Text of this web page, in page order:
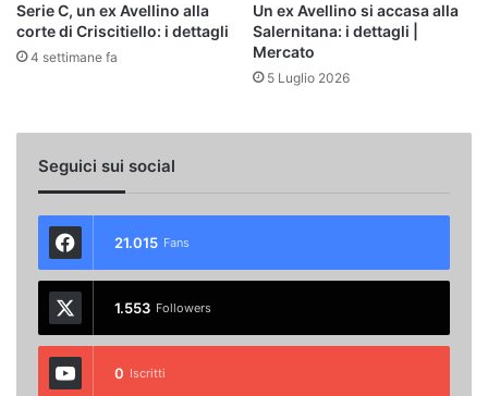
Serie C, un ex Avellino alla
corte di Criscitiello: i dettagli
4 settimane fa
Un ex Avellino si accasa alla
Salernitana: i dettagli |
Mercato
5 Luglio 2026
Seguici sui social
21.015 Fans
1.553 Followers
0 Iscritti